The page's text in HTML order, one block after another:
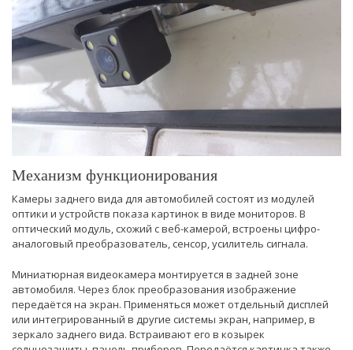
Механизм функционирования
Камеры заднего вида для автомобилей состоят из модулей
оптики и устройств показа картинок в виде мониторов. В
оптический модуль, схожий с веб-камерой, встроены цифро-
аналоговый преобразователь, сенсор, усилитель сигнала.
Миниатюрная видеокамера монтируется в задней зоне
автомобиля. Через блок преобразования изображение
передаётся на экран. Применяться может отдельный дисплей
или интегрированный в другие системы экран, например, в
зеркало заднего вида. Встраивают его в козырек